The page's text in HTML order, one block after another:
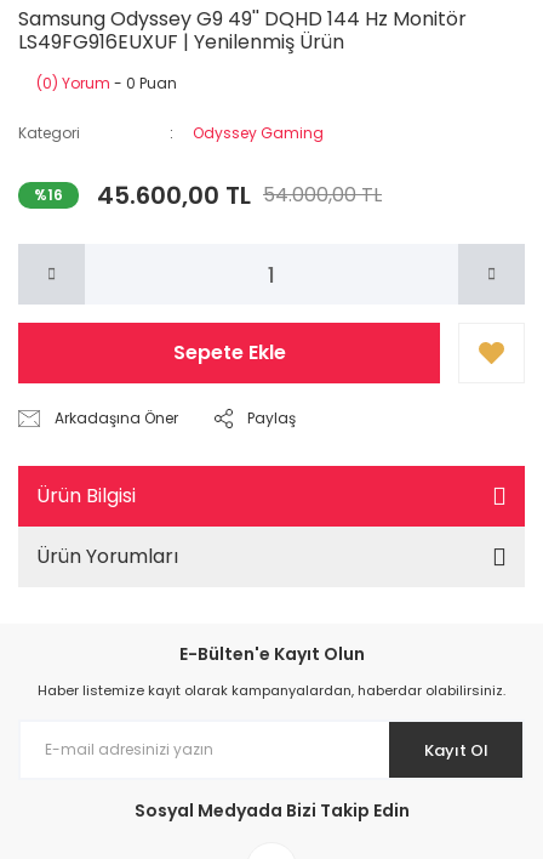
Samsung Odyssey G9 49'' DQHD 144 Hz Monitör
LS49FG916EUXUF | Yenilenmiş Ürün
(0) Yorum - 0 Puan
Kategori Odyssey Gaming
%16 45.600,00 TL 54.000,00 TL
Sepete Ekle
Arkadaşına Öner Paylaş
Ürün Bilgisi
Ürün Yorumları
E-Bülten'e Kayıt Olun
Haber listemize kayıt olarak kampanyalardan, haberdar olabilirsiniz.
Kayıt Ol
Sosyal Medyada Bizi Takip Edin